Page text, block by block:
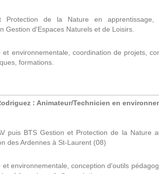
Protection de la Nature en apprentissage,
Gestion d'Espaces Naturels et de Loisirs.
et environnementale, coordination de projets,
formations.
: Animateur/Technicien en
puis BTS Gestion et Protection de la Nature
des Ardennes à St-Laurent (08)
et environnementale, conception d'outils